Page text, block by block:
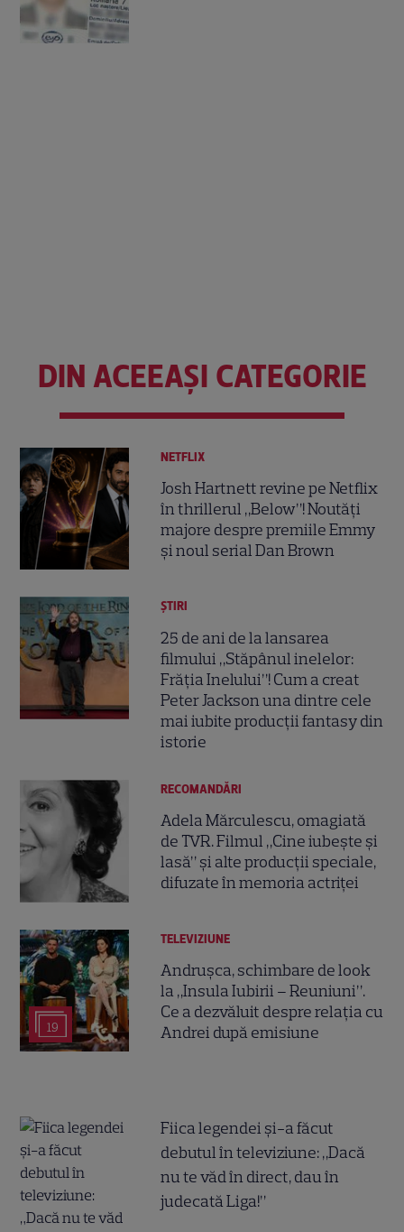
DIN ACEEAȘI CATEGORIE
NETFLIX
Josh Hartnett revine pe Netflix
în thrillerul „Below”! Noutăți
majore despre premiile Emmy
și noul serial Dan Brown
ȘTIRI
25 de ani de la lansarea
filmului „Stăpânul inelelor:
Frăția Inelului”! Cum a creat
Peter Jackson una dintre cele
mai iubite producții fantasy din
istorie
RECOMANDĂRI
Adela Mărculescu, omagiată
de TVR. Filmul „Cine iubește și
lasă” și alte producții speciale,
difuzate în memoria actriței
19
TELEVIZIUNE
Andrușca, schimbare de look
la „Insula Iubirii – Reuniuni”.
Ce a dezvăluit despre relația cu
Andrei după emisiune
Fiica legendei și-a făcut
debutul în televiziune: „Dacă
nu te văd în direct, dau în
judecată Liga!”